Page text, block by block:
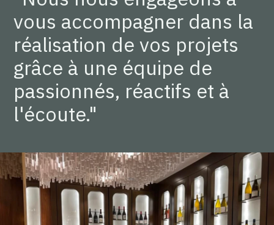
vous accompagner dans la
réalisation de vos projets
grâce à une équipe de
passionnés, réactifs et à
l'écoute."